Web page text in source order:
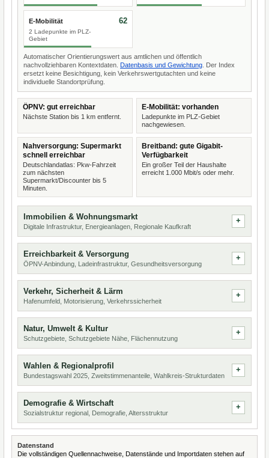
E-Mobilität
2 Ladepunkte im PLZ-
Gebiet
62
Automatischer Orientierungswert aus amtlichen und öffentlich
nachvollziehbaren Kontextdaten. Datenbasis und Gewichtung . Der Index
ersetzt keine Besichtigung, kein Verkehrswertgutachten und keine
individuelle Standortprüfung.
ÖPNV: gut erreichbar
Nächste Station bis 1 km entfernt.
E-Mobilität: vorhanden
Ladepunkte im PLZ-Gebiet
nachgewiesen.
Nahversorgung: Supermarkt
schnell erreichbar
Deutschlandatlas: Pkw-Fahrzeit
zum nächsten
Supermarkt/Discounter bis 5
Minuten.
Breitband: gute Gigabit-
Verfügbarkeit
Ein großer Teil der Haushalte
erreicht 1.000 Mbit/s oder mehr.
Immobilien & Wohnungsmarkt
Digitale Infrastruktur, Energieanlagen, Regionale Kaufkraft
Erreichbarkeit & Versorgung
ÖPNV-Anbindung, Ladeinfrastruktur, Gesundheitsversorgung
Verkehr, Sicherheit & Lärm
Hafenumfeld, Motorisierung, Verkehrssicherheit
Natur, Umwelt & Kultur
Schutzgebiete, Schutzgebiete Nähe, Flächennutzung
Wahlen & Regionalprofil
Bundestagswahl 2025, Zweitstimmenanteile, Wahlkreis-Strukturdaten
Demografie & Wirtschaft
Sozialstruktur regional, Demografie, Altersstruktur
Datenstand
Die vollständigen Quellennachweise, Datenstände und Importdaten stehen auf